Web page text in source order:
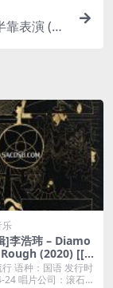
表演 (20
乐
]李浩玮 – Diamo
(2020) [[iT
语种：国语 发行时
24 唱片公司：滚石唱